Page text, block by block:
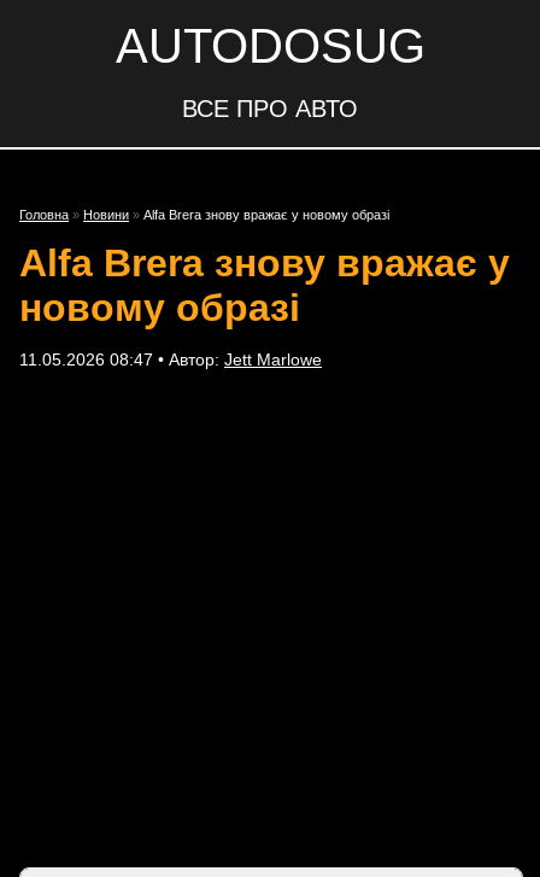
AUTODOSUG
ВСЕ ПРО АВТО
Головна » Новини » Alfa Brera знову вражає у новому образі
Alfa Brera знову вражає у
новому образі
11.05.2026 08:47 • Автор: Jett Marlowe